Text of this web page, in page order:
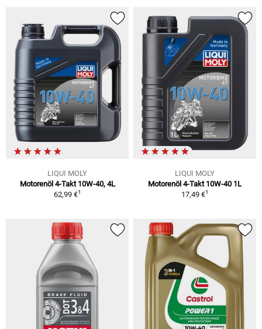
LIQUI MOLY
Motorenöl 4-Takt 10W-40, 4L
62,99 €1
LIQUI MOLY
Motorenöl 4-Takt 10W-40 1L
17,49 €1